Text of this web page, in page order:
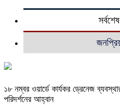
১৮ নম্বর ওয়ার্ডে কার্যকর ড্রেনেজ
পরিদর্শনের আহ্বান